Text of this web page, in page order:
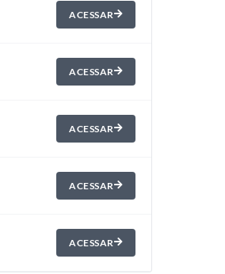
ACESSAR
ACESSAR
ACESSAR
ACESSAR
ACESSAR